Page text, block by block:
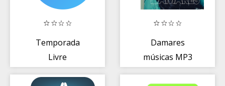
Temporada
Livre
Damares
músicas MP3